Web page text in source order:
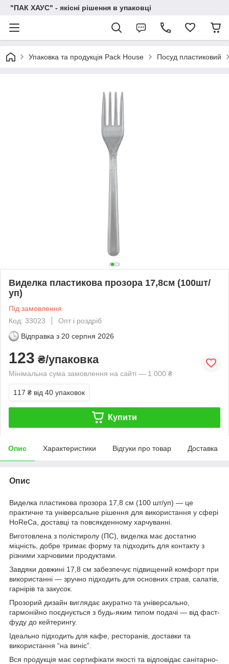
"ПАК ХАУС" - якісні рішення в упаковці
Упаковка та продукція Pack House Посуд пластиковий
Виделка пластикова прозора 17,8см (100шт/
уп)
Під замовлення
Код: 33023
Опт і роздріб
Відправка з 20 серпня 2026
123 ₴/упаковка
Мінімальна сума замовлення на сайті — 1 000 ₴
117 ₴ від 40 упаковок
Купити
Опис Характеристики Відгуки про товар Доставка
Опис
Виделка пластикова прозора 17,8 см (100 шт/уп) — це
практичне та універсальне рішення для використання у сфері
HoReCa, доставці та повсякденному харчуванні.
Виготовлена з полістиролу (ПС), виделка має достатню
міцність, добре тримає форму та підходить для контакту з
різними харчовими продуктами.
Завдяки довжині 17,8 см забезпечує підвищений комфорт при
використанні — зручно підходить для основних страв, салатів,
гарнірів та закусок.
Прозорий дизайн виглядає акуратно та універсально,
гармонійно поєднується з будь-яким типом подачі — від фаст-
фуду до кейтерингу.
Ідеально підходить для кафе, ресторанів, доставки та
використання “на виніс”.
Вся продукція має сертифікати якості та відповідає санітарно-